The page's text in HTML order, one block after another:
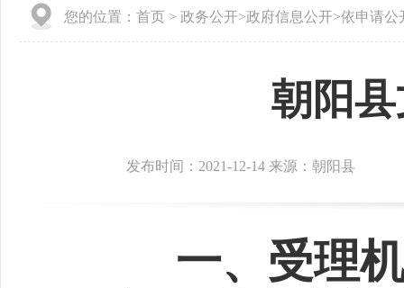
您的位置： 首页 > 政务公开>政府信息公开>依申请公
朝阳
发布时间：2021-12-14 来源：朝阳县
一、受理